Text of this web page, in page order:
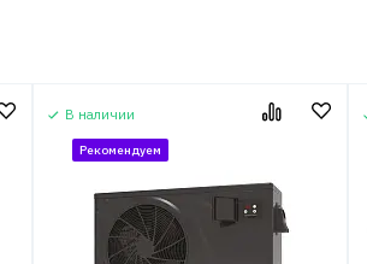
В наличии
Рекомендуем